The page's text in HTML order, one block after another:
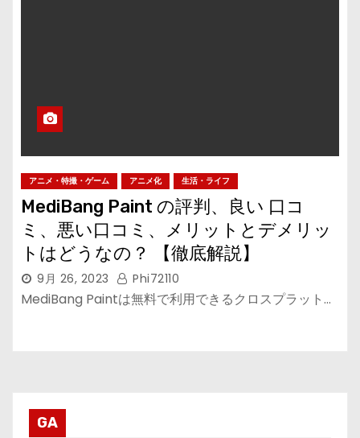
アニメ・特撮・ゲーム アニメ化 生活・ライフ
MediBang Paint の評判、良い 口コ
ミ、悪い口コミ、メリットとデメリッ
トはどうなの？ 【徹底解説】
9月 26, 2023 Phi72110
MediBang Paintは無料で利用できるクロスプラット…
GA